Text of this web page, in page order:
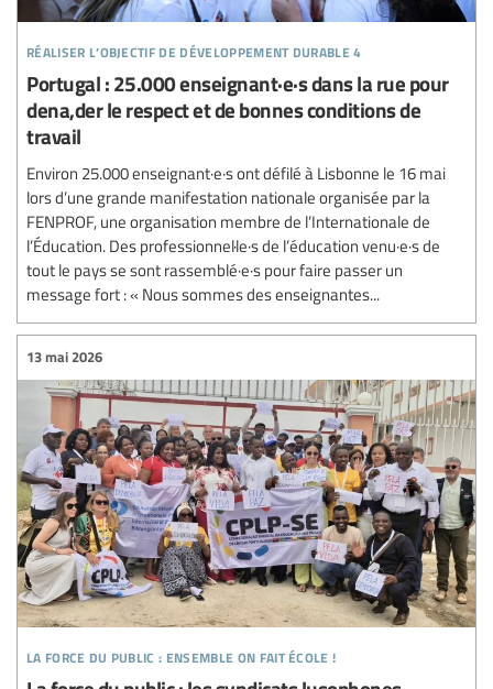
réaliser l’objectif de développement durable 4
Portugal : 25.000 enseignant·e·s dans la rue pour
dena,der le respect et de bonnes conditions de
travail
Environ 25.000 enseignant·e·s ont défilé à Lisbonne le 16 mai
lors d’une grande manifestation nationale organisée par la
FENPROF, une organisation membre de l’Internationale de
l’Éducation. Des professionnel·le·s de l’éducation venu·e·s de
tout le pays se sont rassemblé·e·s pour faire passer un
message fort : « Nous sommes des enseignantes...
la force du public : ensemble on fait école !
13 mai 2026